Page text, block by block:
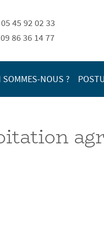
05 45 92 02 33
09 86 36 14 77
SOMMES-NOUS ?